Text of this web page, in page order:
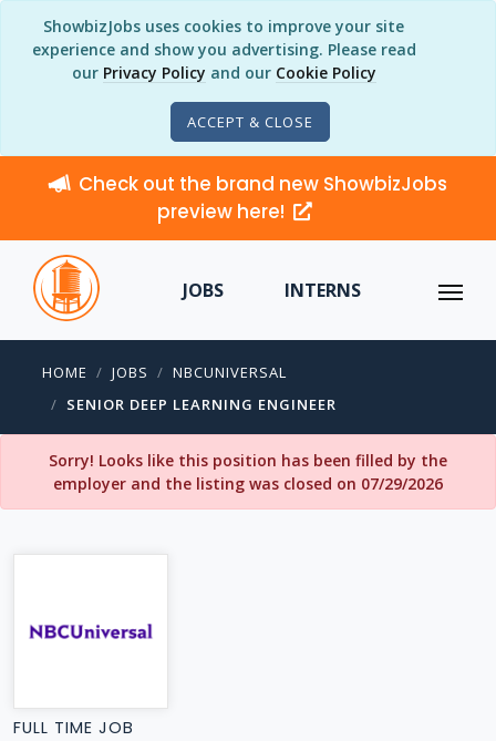
ShowbizJobs uses cookies to improve your site
experience and show you advertising. Please read
our Privacy Policy and our Cookie Policy
ACCEPT & CLOSE
Check out the brand new ShowbizJobs
preview here!
JOBS INTERNS
HOME JOBS
NBCUNIVERSAL
SENIOR DEEP LEARNING ENGINEER
Sorry! Looks like this position has been filled by the
employer and the listing was closed on 07/29/2026
FULL TIME JOB